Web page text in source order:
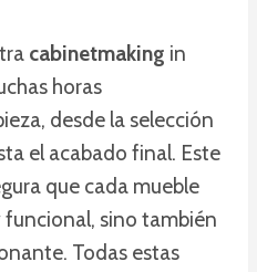
cabinetmaking in
horas
desde la selección
el acabado final. Este
que cada mueble
sino también
Todas estas